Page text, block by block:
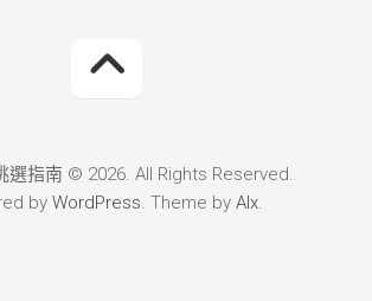
選指南 © 2026. All Rights Reserved.
by WordPress. Theme by Alx.